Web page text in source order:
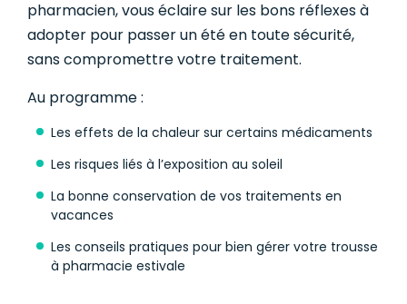
pharmacien, vous éclaire sur les bons réflexes à
adopter pour passer un été en toute sécurité,
sans compromettre votre traitement.
Au programme :
Les effets de la chaleur sur certains médicaments
Les risques liés à l’exposition au soleil
La bonne conservation de vos traitements en
vacances
Les conseils pratiques pour bien gérer votre trousse
à pharmacie estivale